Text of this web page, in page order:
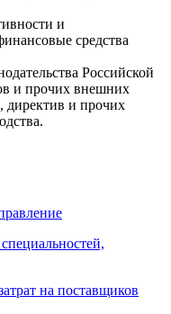
и
средства
Российской
и прочих внешних
директив и прочих
на поставщиков